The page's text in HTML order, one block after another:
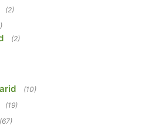
(2)
(2)
(10)
(19)
(67)